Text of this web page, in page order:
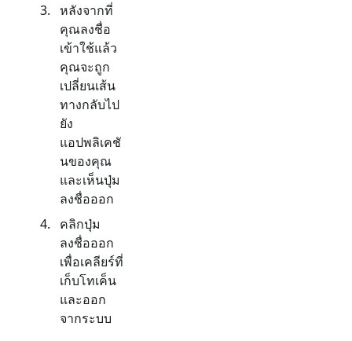
หลังจากที่
คุณลงชื่อ
เข้าใช้แล้ว
คุณจะถูก
เปลี่ยนเส้น
ทางกลับไป
ยัง
แอปพลิเคชั
นของคุณ
และเห็นปุ่ม
ลงชื่อออก
คลิกปุ่ม
ลงชื่อออก
เพื่อเคลียร์ที่
เก็บโทเค็น
และออก
จากระบบ